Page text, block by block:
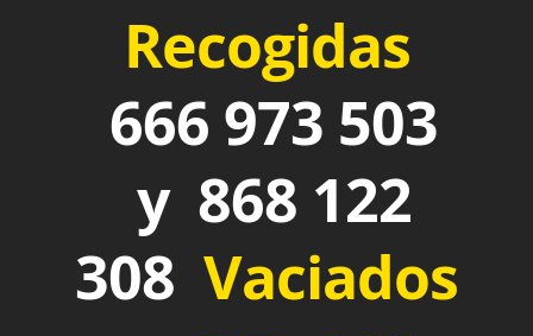
Recogidas
666 973 503
y 868 122
308 Vaciados